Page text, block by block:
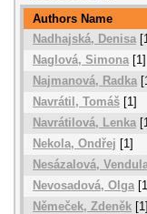
Authors Name
Nadhajská, Denisa
Naglová, Simona[1]
Najmanová, Radka
Navrátil, Tomáš [1]
Navrátilová, Lenka
Nekola, Ondřej [1]
Nesázalová,
Nevosadová, Olga
Němeček, Zdeněk [1]